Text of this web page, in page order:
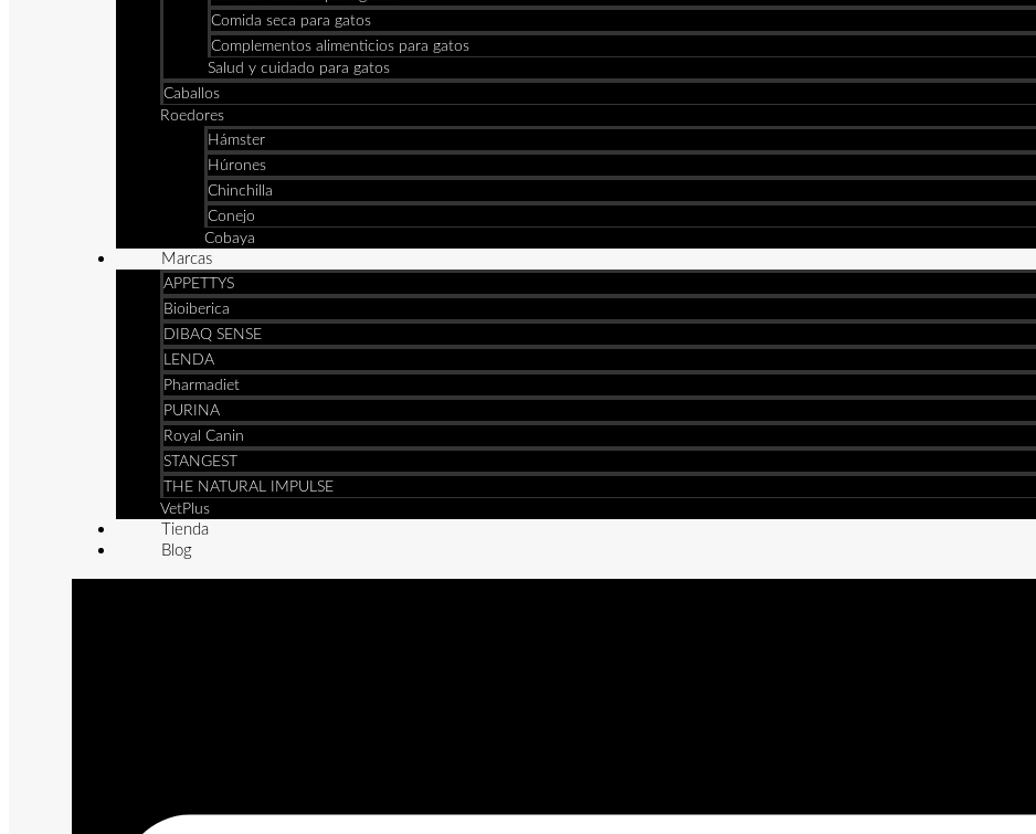
Comida seca para gatos
Complementos alimenticios para gatos
Salud y cuidado para gatos
Caballos
Roedores
Hámster
Húrones
Chinchilla
Conejo
Cobaya
Marcas
APPETTYS
Bioiberica
DIBAQ SENSE
LENDA
Pharmadiet
PURINA
Royal Canin
STANGEST
THE NATURAL IMPULSE
VetPlus
Tienda
Blog